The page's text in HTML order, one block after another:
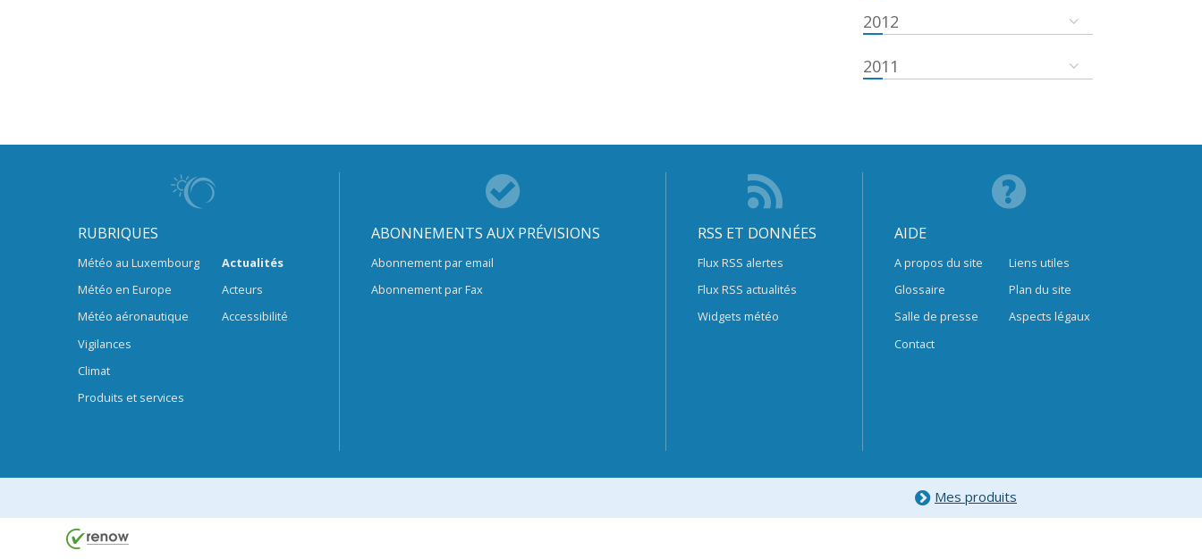
2012
2011
RUBRIQUES
Météo au Luxembourg
Météo en Europe
Météo aéronautique
Vigilances
Climat
Produits et services
Actualités
Acteurs
Accessibilité
ABONNEMENTS AUX PRÉVISIONS
Abonnement par email
Abonnement par Fax
RSS ET DONNÉES
Flux RSS alertes
Flux RSS actualités
Widgets météo
AIDE
A propos du site
Glossaire
Salle de presse
Contact
Liens utiles
Plan du site
Aspects légaux
Mes produits